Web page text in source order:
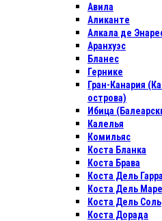
Авила
Аликанте
Алкала де
Аранхуэс
Бланес
Гернике
Гран-Канария
острова)
Ибица
Калелья
Комильяс
Коста Бланка
Коста Брава
Коста Дель
Коста Дель
Коста Дель Соль
Коста Дорада